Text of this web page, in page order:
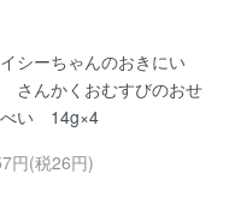
イシーちゃんのおきにい
さんかくおむすびのおせ
べい 14g×4
円(税26円)